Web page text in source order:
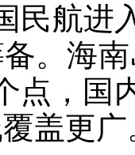
民航进
。海
点，国
盖更广